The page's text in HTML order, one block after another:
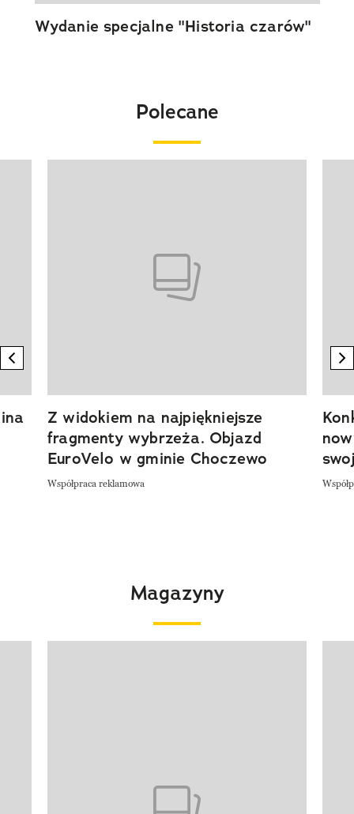
Wydanie specjalne "Historia czarów"
Polecane
previous element
Z widokiem na najpiękniejsze
fragmenty wybrzeża. Objazd
EuroVelo w gminie Choczewo
Współpraca reklamowa
Magazyny